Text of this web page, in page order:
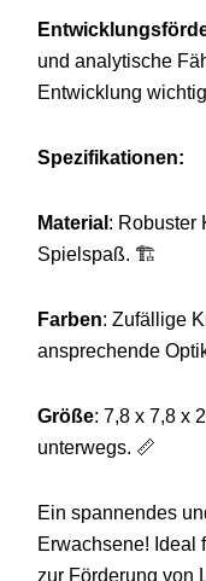
und analytische
Entwicklung
Spezifikationen:
Material : Robuster
Spielspaß. 🏗️
Farben: Zufällige
ansprechende
Größe: 7,8 x 7,8 x
unterwegs. 📏
Ein spannendes
Erwachsene! Ideal
zur Förderung von